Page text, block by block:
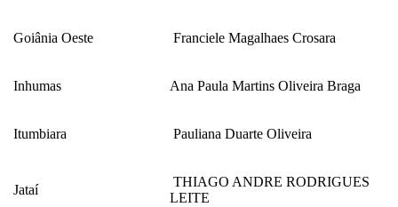
Goiânia Oeste Franciele Magalhaes Crosara
Inhumas Ana Paula Martins Oliveira Braga
Itumbiara Pauliana Duarte Oliveira
Jataí
THIAGO ANDRE RODRIGUES
LEITE